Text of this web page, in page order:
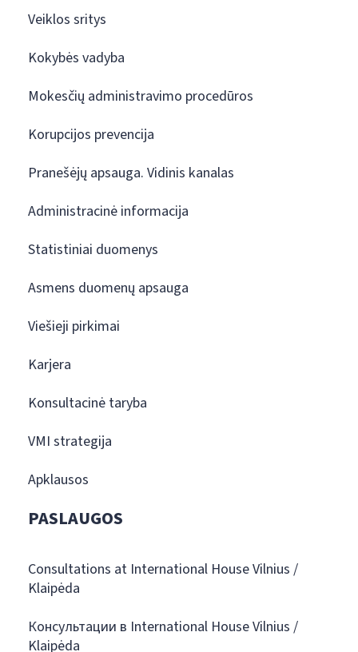
Veiklos sritys
Kokybės vadyba
Mokesčių administravimo procedūros
Korupcijos prevencija
Pranešėjų apsauga. Vidinis kanalas
Administracinė informacija
Statistiniai duomenys
Asmens duomenų apsauga
Viešieji pirkimai
Karjera
Konsultacinė taryba
VMI strategija
Apklausos
PASLAUGOS
Consultations at International House Vilnius /
Klaipėda
Консультации в International House Vilnius /
Klaipėda